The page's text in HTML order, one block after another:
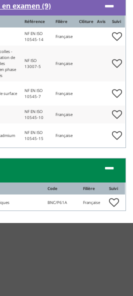
examen (9)
Référence Filière Clôture Avis Suivi
NF EN ISO
10545-14
Française
-
de
phase
NF ISO
13007-5
Française
surface
NF EN ISO
10545-7
Française
NF EN ISO
10545-10
Française
NF EN ISO
10545-15
Française
Code Filière Suivi
BNC/P61A Française